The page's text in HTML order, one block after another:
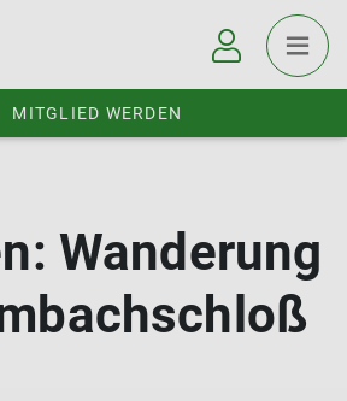
MITGLIED WERDEN
Wanderung